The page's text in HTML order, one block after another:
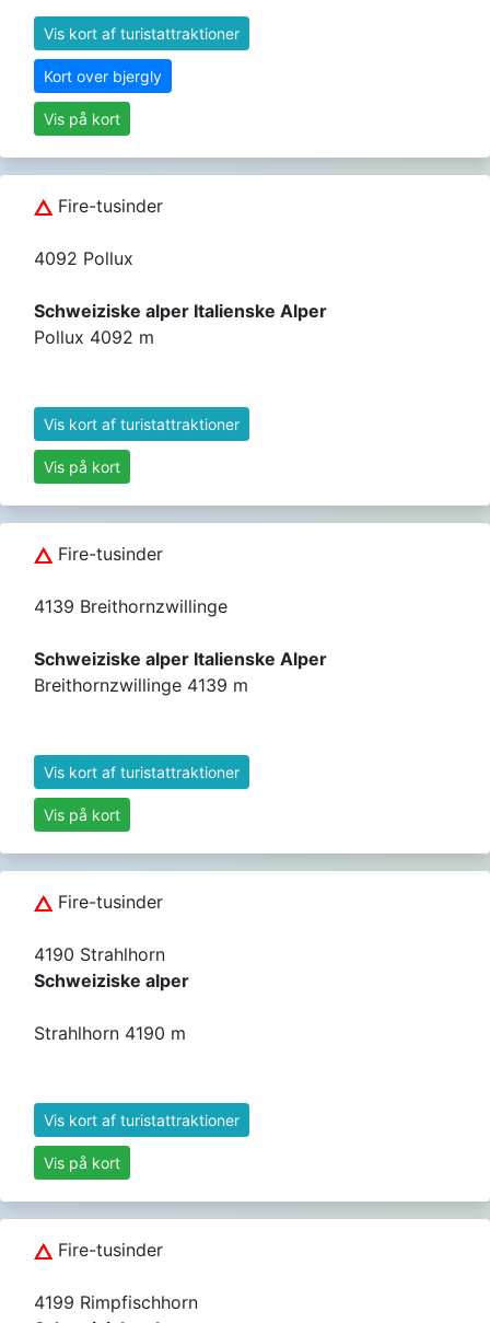
Vis kort af turistattraktioner
Kort over bjergly
Vis på kort
Fire-tusinder
4092 Pollux
Schweiziske alper Italienske Alper
Pollux 4092 m
Vis kort af turistattraktioner
Vis på kort
Fire-tusinder
4139 Breithornzwillinge
Schweiziske alper Italienske Alper
Breithornzwillinge 4139 m
Vis kort af turistattraktioner
Vis på kort
Fire-tusinder
4190 Strahlhorn
Schweiziske alper
Strahlhorn 4190 m
Vis kort af turistattraktioner
Vis på kort
Fire-tusinder
4199 Rimpfischhorn